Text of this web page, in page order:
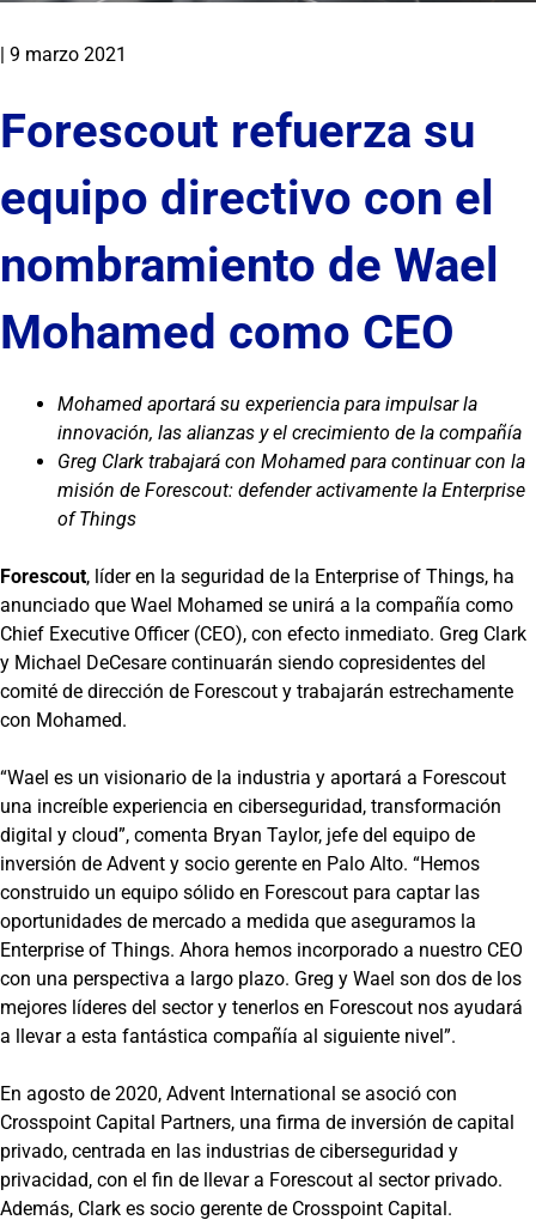
| 9 marzo 2021
Forescout refuerza su
equipo directivo con el
nombramiento de Wael
Mohamed como CEO
Mohamed aportará su experiencia para impulsar la
innovación, las alianzas y el crecimiento de la compañía
Greg Clark trabajará con Mohamed para continuar con la
misión de Forescout: defender activamente la Enterprise
of Things
Forescout, líder en la seguridad de la Enterprise of Things, ha
anunciado que Wael Mohamed se unirá a la compañía como
Chief Executive Officer (CEO), con efecto inmediato. Greg Clark
y Michael DeCesare continuarán siendo copresidentes del
comité de dirección de Forescout y trabajarán estrechamente
con Mohamed.
“Wael es un visionario de la industria y aportará a Forescout
una increíble experiencia en ciberseguridad, transformación
digital y cloud”, comenta Bryan Taylor, jefe del equipo de
inversión de Advent y socio gerente en Palo Alto. “Hemos
construido un equipo sólido en Forescout para captar las
oportunidades de mercado a medida que aseguramos la
Enterprise of Things. Ahora hemos incorporado a nuestro CEO
con una perspectiva a largo plazo. Greg y Wael son dos de los
mejores líderes del sector y tenerlos en Forescout nos ayudará
a llevar a esta fantástica compañía al siguiente nivel”.
En agosto de 2020, Advent International se asoció con
Crosspoint Capital Partners, una firma de inversión de capital
privado, centrada en las industrias de ciberseguridad y
privacidad, con el fin de llevar a Forescout al sector privado.
Además, Clark es socio gerente de Crosspoint Capital.